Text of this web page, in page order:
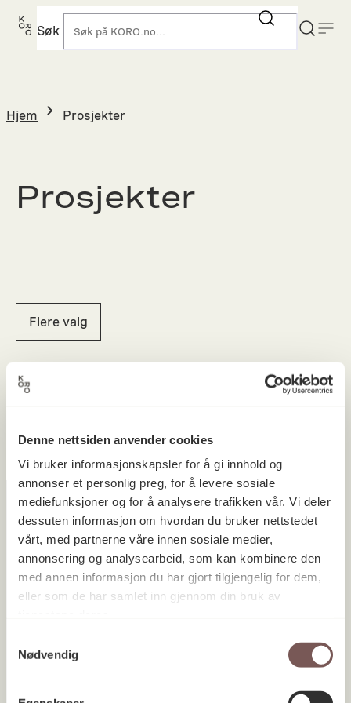
Denne nettsiden anvender cookies
Vi bruker informasjonskapsler for å gi innhold og
annonser et personlig preg, for å levere sosiale
mediefunksjoner og for å analysere trafikken vår. Vi deler
dessuten informasjon om hvordan du bruker nettstedet
vårt, med partnerne våre innen sosiale medier,
annonsering og analysearbeid, som kan kombinere den
med annen informasjon du har gjort tilgjengelig for dem,
eller som de har samlet inn gjennom din bruk av
Nødvendig
Hopp
Søk
Hjem Prosjekter
Prosjekter
Flere valg
Postadresse
0130 Oslo